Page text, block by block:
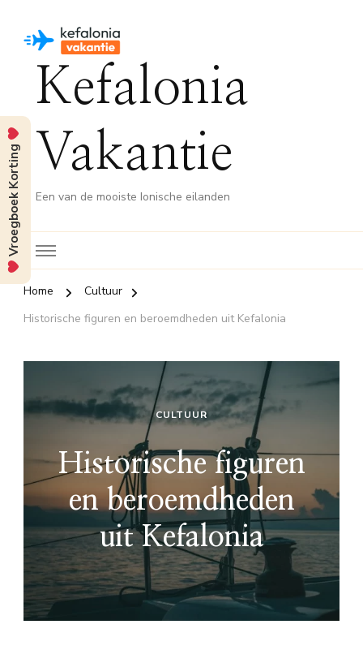
Kefalonia
Vakantie
Een van de mooiste Ionische eilanden
Home
Cultuur
Historische figuren en beroemdheden uit Kefalonia
CULTUUR
Historische figuren
en beroemdheden
uit Kefalonia
Vroegboek Korting